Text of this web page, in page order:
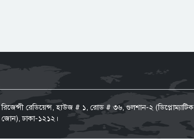
রিজেন্সী রেডিয়েন্স, হাউজ # ১, রোড # ৩৬, গুলশান-২ (ডিপ্লোম্যাটিক
জোন), ঢাকা-১২১২।